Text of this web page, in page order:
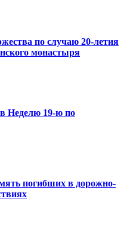
по случаю 20-летия
монастыря
Неделю 19-ю по
погибших в дорожно-